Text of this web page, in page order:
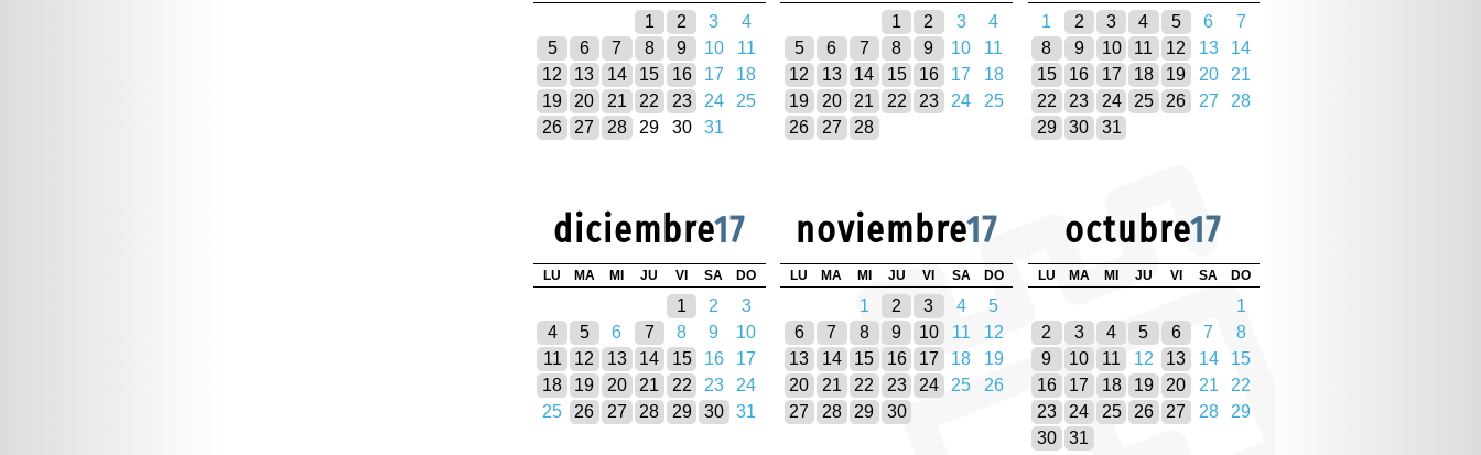
1 2 3
4
5
6 7 8 9 10
11
12
13 14 15 16 17
18
19
20 21 22 23 24
25
26
27 28 29 30 31
1 2 3
4
5
6 7 8 9 10
11
12
13 14 15 16 17
18
19
20 21 22 23 24
25
26
27 28
1 2 3 4 5 6
7
8
9 10 11 12 13
14
15
16 17 18 19 20
21
22
23 24 25 26 27
28
29
30 31
diciembre17
LU MA MI JU VI SA DO
1 2
3
4
5 6 7 8 9
10
11
12 13 14 15 16
17
18
19 20 21 22 23
24
25
26 27 28 29 30 31
noviembre17
LU MA MI JU VI SA DO
1 2 3 4
5
6
7 8 9 10 11
12
13
14 15 16 17 18
19
20
21 22 23 24 25
26
27
28 29 30
octubre17
LU MA MI JU VI SA DO
1
2
3 4 5 6 7
8
9
10 11 12 13 14
15
16
17 18 19 20 21
22
23
24 25 26 27 28
29
30
31